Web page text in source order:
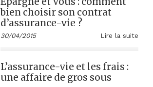
bien choisir son contrat
d’assurance-vie ?
30/04/2015 Lire la suite
L’assurance-vie et les frais :
une affaire de gros sous